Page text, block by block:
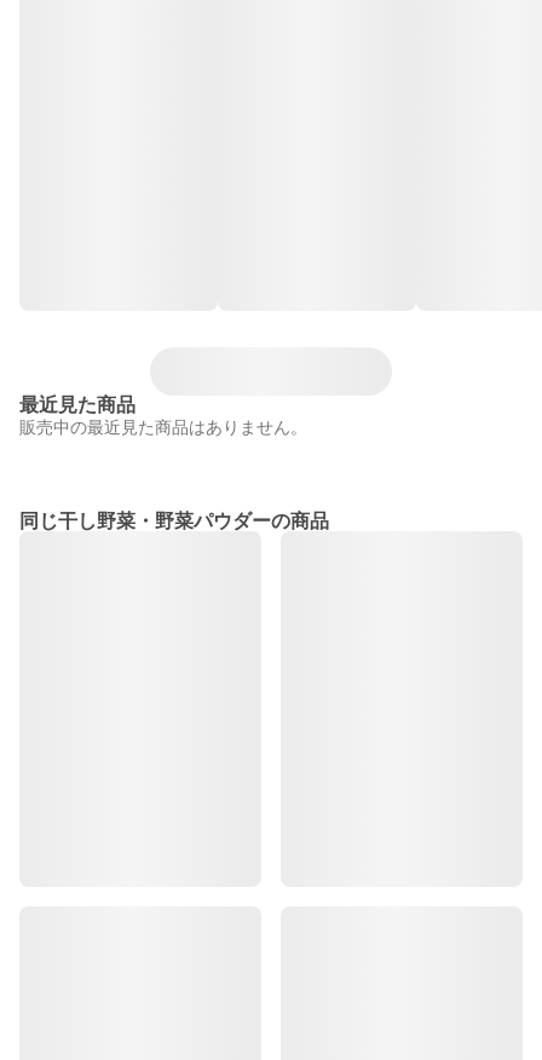
最近見た商品
販売中の最近見た商品はありません。
同じ干し野菜・野菜パウダーの商品